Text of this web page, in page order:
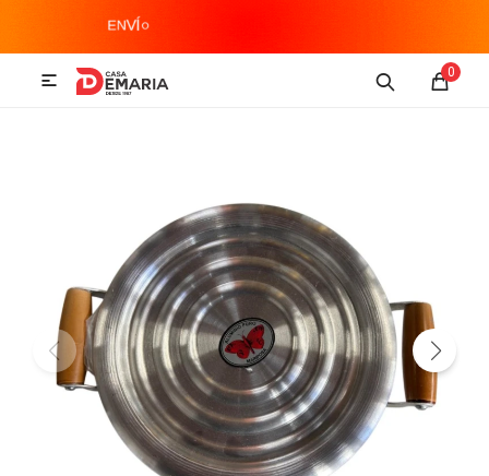
0

Imagen y Sonido Hogar
Accesorios